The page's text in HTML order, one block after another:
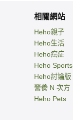
相關網站
Heho親子
Heho生活
Heho癌症
Heho Sports
Heho討論版
營養 N 次方
Heho Pets